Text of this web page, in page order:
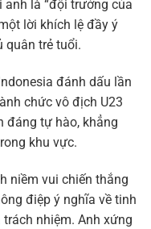
là “đội trưởng của
lời khích lệ đầy ý
quân trẻ tuổi.
đánh dấu lần
chức vô địch U23
đáng tự hào, khẳng
khu vực.
niềm vui chiến thắng
điệp ý nghĩa về tinh
nhiệm. Anh xứng